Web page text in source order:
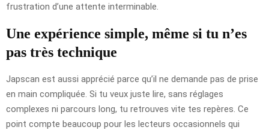
frustration d’une attente interminable.
Une expérience simple, même si tu n’es
pas très technique
Japscan est aussi apprécié parce qu’il ne demande pas de prise
en main compliquée. Si tu veux juste lire, sans réglages
complexes ni parcours long, tu retrouves vite tes repères. Ce
point compte beaucoup pour les lecteurs occasionnels qui